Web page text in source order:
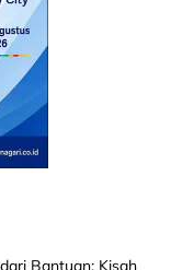
Bantuan: Kisah